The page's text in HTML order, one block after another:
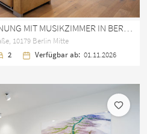
MÖBLIERTE 4-ZIMMER-WOHNUNG MIT MUSIKZIMMER IN BERLIN MITTE
10179 Berlin Mitte
2 Verfügbar ab: 01.11.2026